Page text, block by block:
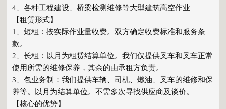
4、各种工程建设、桥梁检测维修等大型建筑高空作业
【租赁形式】
1、短租：按实际作业量收费。双方确定收费标准和服务条
款。
2、长租：以月为租赁结算单位。我们仅提供叉车和叉车正常
使用所需的维修保养，其余的由承租方负责。
3、包业务制：我们提供车辆、司机、燃油、叉车的维修和保
养等。以月为结算单位。不需多次寻找供应商及谈价。
【核心的优势】